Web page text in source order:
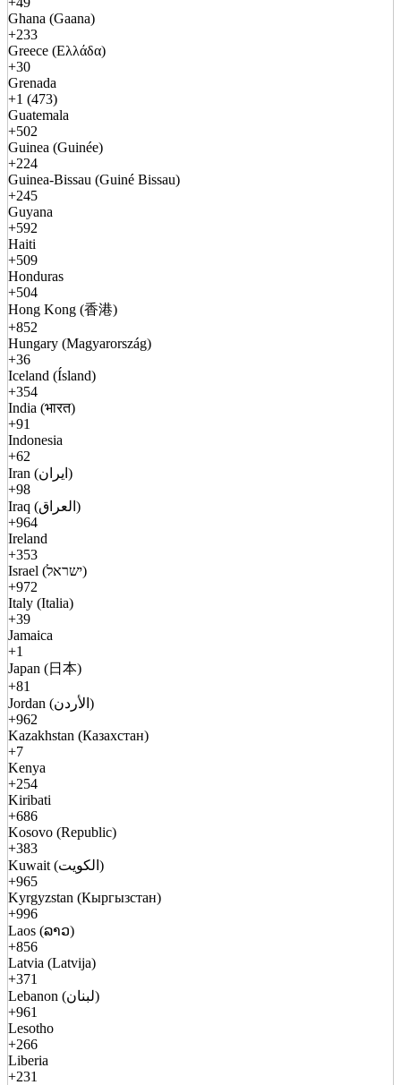
Ghana (Gaana)
+233
Greece (Ελλάδα)
+30
Grenada
+1 (473)
Guatemala
+502
Guinea (Guinée)
+224
Guinea-Bissau (Guiné Bissau)
+245
Guyana
+592
Haiti
+509
Honduras
+504
Hong Kong (香港)
+852
Hungary (Magyarország)
+36
Iceland (Ísland)
+354
India (भारत)
+91
Indonesia
+62
Iran (ایران)
+98
Iraq (العراق)
+964
Ireland
+353
Israel (ישראל)
+972
Italy (Italia)
+39
Jamaica
+1
Japan (日本)
+81
Jordan (الأردن)
+962
Kazakhstan (Казахстан)
+7
Kenya
+254
Kiribati
+686
Kosovo (Republic)
+383
Kuwait (الكويت)
+965
Kyrgyzstan (Кыргызстан)
+996
Laos (ລາວ)
+856
Latvia (Latvija)
+371
Lebanon (لبنان)
+961
Lesotho
+266
Liberia
+231